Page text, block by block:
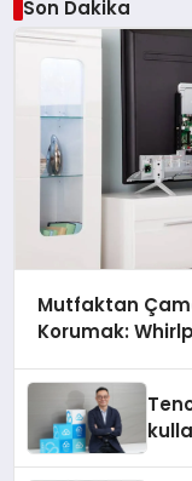
Son Dakika
Mutfaktan
Korumak: